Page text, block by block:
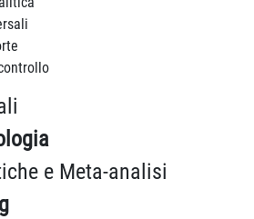
e Meta-analisi